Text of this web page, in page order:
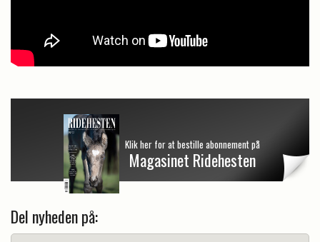
Klik her for at bestille abonnement på
Magasinet Ridehesten
Del nyheden på: